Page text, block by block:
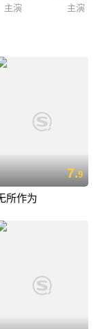
主演 主演
7.9
所作为